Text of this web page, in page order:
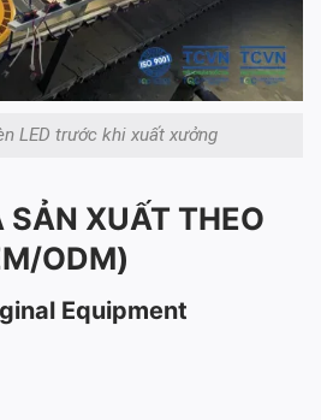
LED trước khi xuất xưởng
SẢN XUẤT THEO
ODM)
Equipment